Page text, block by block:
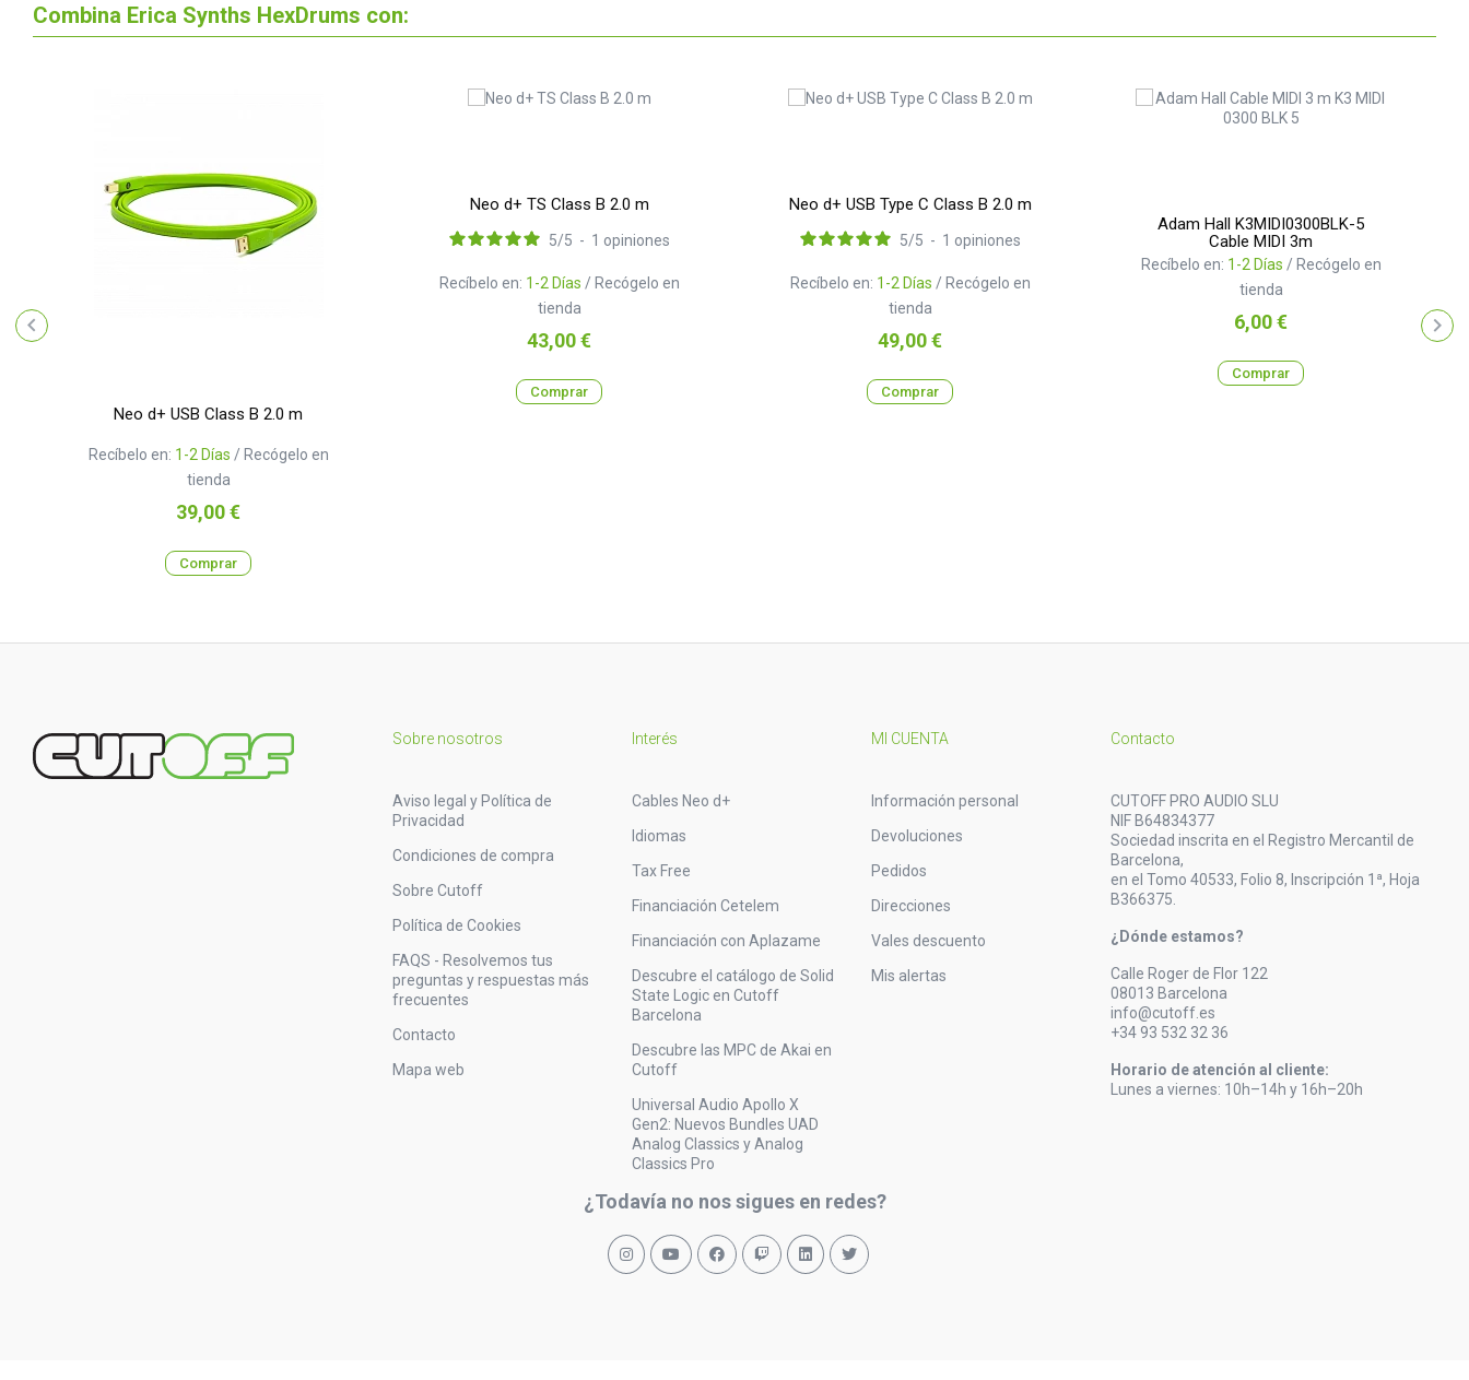
Combina Erica Synths HexDrums con:
Neo d+ USB Class B 2.0 m
Recíbelo en: 1-2 Días / Recógelo en
tienda
Precio
39,00 €
Comprar
Neo d+ TS Class B 2.0 m
Recíbelo en: 1-2 Días / Recógelo en
tienda
5/5 - 1 opiniones
Precio
43,00 €
Comprar
Neo d+ USB Type C Class B 2.0 m
Recíbelo en: 1-2 Días / Recógelo en
tienda
5/5 - 1 opiniones
Precio
49,00 €
Comprar
Adam Hall K3MIDI0300BLK-5
Cable MIDI 3m
Recíbelo en: 1-2 Días / Recógelo en
tienda
Precio
6,00 €
Comprar
Sobre nosotros
Aviso legal y Política de
Privacidad
Condiciones de compra
Sobre Cutoff
Política de Cookies
FAQS - Resolvemos tus
preguntas y respuestas más
frecuentes
Contacto
Mapa web
Interés
Cables Neo d+
Idiomas
Tax Free
Financiación Cetelem
Financiación con Aplazame
Descubre el catálogo de Solid
State Logic en Cutoff
Barcelona
Descubre las MPC de Akai en
Cutoff
Universal Audio Apollo X
Gen2: Nuevos Bundles UAD
Analog Classics y Analog
Classics Pro
MI CUENTA
Información personal
Devoluciones
Pedidos
Direcciones
Vales descuento
Mis alertas
Contacto
CUTOFF PRO AUDIO SLU
NIF B64834377
Sociedad inscrita en el Registro Mercantil de
Barcelona,
en el Tomo 40533, Folio 8, Inscripción 1ª, Hoja
B366375.
¿Dónde estamos?
Calle Roger de Flor 122
08013 Barcelona
info@cutoff.es
+34 93 532 32 36
Horario de atención al cliente:
Lunes a viernes: 10h–14h y 16h–20h
¿Todavía no nos sigues en redes?